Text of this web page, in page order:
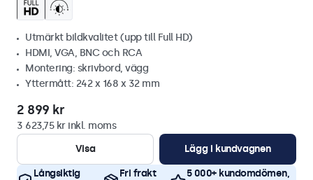
Utmärkt bildkvalitet (upp till Full HD)
HDMI, VGA, BNC och RCA
Montering: skrivbord, vägg
Yttermått: 242 x 168 x 32 mm
2 899 kr
3 623,75 kr inkl. moms
Visa
Lägg i kundvagnen
Långsiktig
Fri frakt
5 000+ kundomdömen,